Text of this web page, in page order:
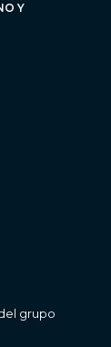
Y
grupo